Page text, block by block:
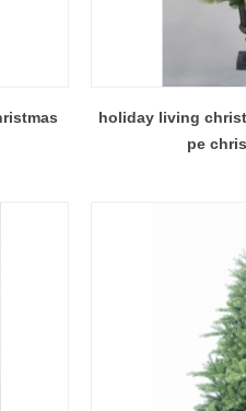
holiday living
pe